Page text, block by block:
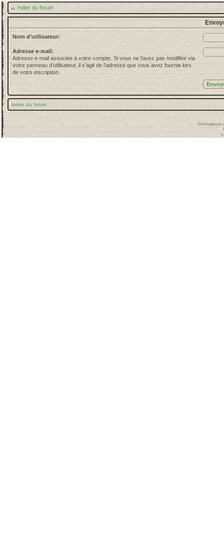
Index du forum
Nom d’utilisateur:
Adresse e-mail:
Adresse e-mail associée à votre compte. Si vous ne l’avez pas modifiée via
votre panneau d’utilisateur, il s’agit de l’adresse que vous avez fournie lors
de votre inscription.
Index du forum
Développé par